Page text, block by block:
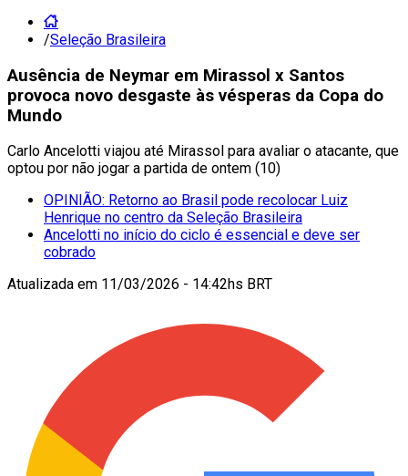
/Seleção Brasileira
Ausência de Neymar em Mirassol x Santos
provoca novo desgaste às vésperas da Copa do
Mundo
Carlo Ancelotti viajou até Mirassol para avaliar o atacante, que
optou por não jogar a partida de ontem (10)
OPINIÃO: Retorno ao Brasil pode recolocar Luiz
Henrique no centro da Seleção Brasileira
Ancelotti no início do ciclo é essencial e deve ser
cobrado
Atualizada em 11/03/2026 - 14:42hs BRT